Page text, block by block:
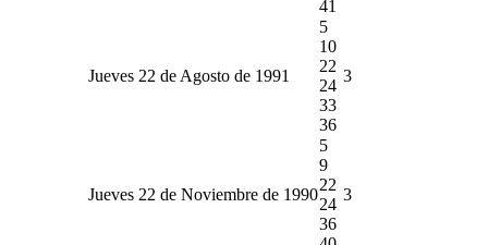
41
Jueves 22 de Agosto de 1991
5
10
22
24
33
36
3
Jueves 22 de Noviembre de 1990
5
9
22
24
36
3